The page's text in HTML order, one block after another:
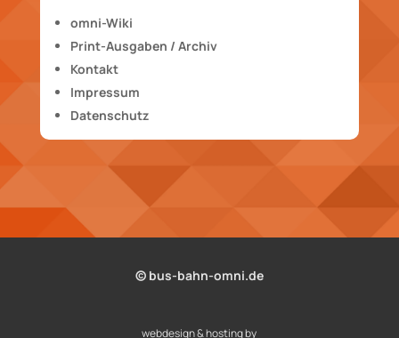
omni-Wiki
Print-Ausgaben / Archiv
Kontakt
Impressum
Datenschutz
© bus-bahn-omni.de
webdesign & hosting by